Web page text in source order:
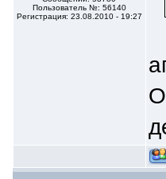
Пользователь №: 56140
Регистрация: 23.08.2010 - 19:27